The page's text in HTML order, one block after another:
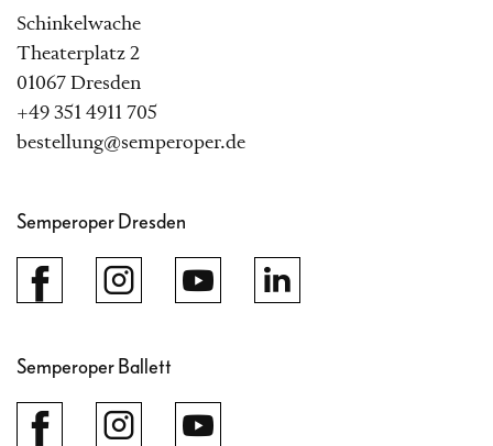
Schinkelwache
Theaterplatz 2
01067 Dresden
+49 351 4911 705
bestellung@semperoper.de
Semperoper Dresden
Semperoper Ballett